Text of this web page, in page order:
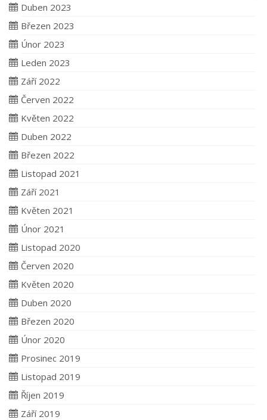
Duben 2023
Březen 2023
Únor 2023
Leden 2023
Září 2022
Červen 2022
Květen 2022
Duben 2022
Březen 2022
Listopad 2021
Září 2021
Květen 2021
Únor 2021
Listopad 2020
Červen 2020
Květen 2020
Duben 2020
Březen 2020
Únor 2020
Prosinec 2019
Listopad 2019
Říjen 2019
Září 2019